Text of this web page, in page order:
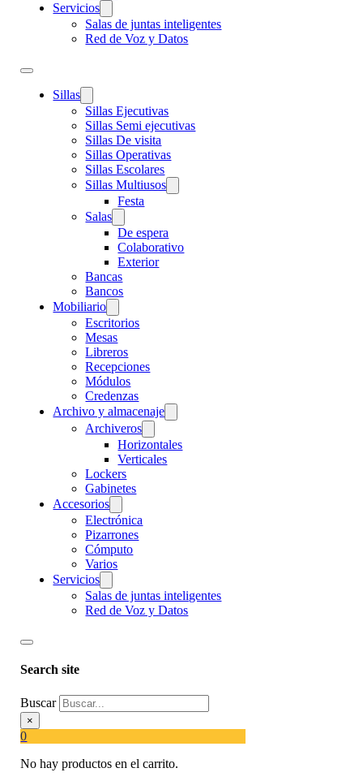
Servicios
Salas de juntas inteligentes
Red de Voz y Datos
Sillas
Sillas Ejecutivas
Sillas Semi ejecutivas
Sillas De visita
Sillas Operativas
Sillas Escolares
Sillas Multiusos
Festa
Salas
De espera
Colaborativo
Exterior
Bancas
Bancos
Mobiliario
Escritorios
Mesas
Libreros
Recepciones
Módulos
Credenzas
Archivo y almacenaje
Archiveros
Horizontales
Verticales
Lockers
Gabinetes
Accesorios
Electrónica
Pizarrones
Cómputo
Varios
Servicios
Salas de juntas inteligentes
Red de Voz y Datos
Search site
Buscar
×
0
No hay productos en el carrito.